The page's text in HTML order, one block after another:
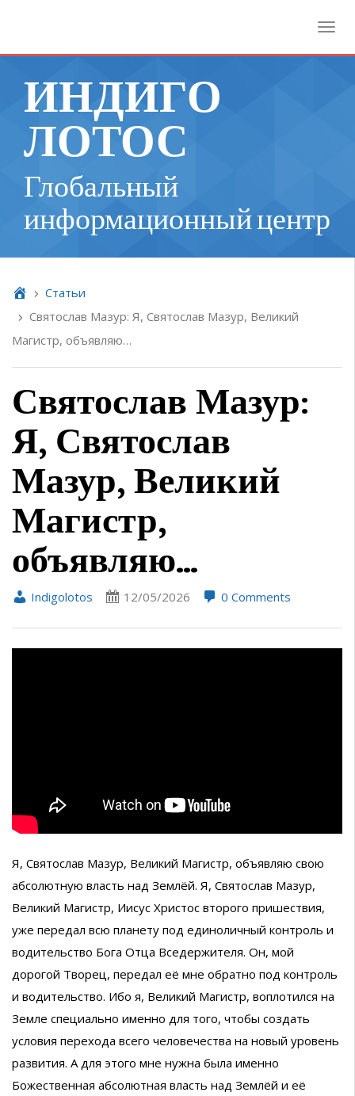
ИНДИГО
ЛОТОС
Глобальный
информационный центр
Cтатьи
Святослав Мазур: Я, Святослав Мазур, Великий
Магистр, объявляю…
Святослав Мазур:
Я, Святослав
Мазур, Великий
Магистр,
объявляю…
Indigolotos 12/05/2026 0 Comments
Я, Святослав Мазур, Великий Магистр, объявляю свою
абсолютную власть над Землёй. Я, Святослав Мазур,
Великий Магистр, Иисус Христос второго пришествия,
уже передал всю планету под единоличный контроль и
водительство Бога Отца Вседержителя. Он, мой
дорогой Творец, передал её мне обратно под контроль
и водительство. Ибо я, Великий Магистр, воплотился на
Земле специально именно для того, чтобы создать
условия перехода всего человечества на новый уровень
развития. А для этого мне нужна была именно
Божественная абсолютная власть над Землёй и её